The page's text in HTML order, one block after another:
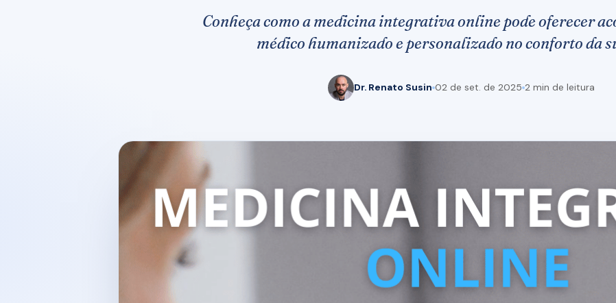
Conheça como a medicina integrativa online pode oferecer
médico humanizado e personalizado no conforto da
Dr. Renato Susin 02 de set. de 2025 2 min de leitura